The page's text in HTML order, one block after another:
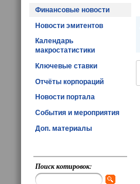
Финансовые новости
Новости эмитентов
Календарь
макростатистики
Ключевые ставки
Отчёты корпораций
Новости портала
События и мероприятия
Доп. материалы
Поиск котировок: